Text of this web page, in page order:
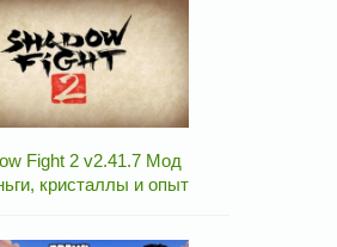
Fight 2 v2.41.7 Мод
кристаллы и опыт